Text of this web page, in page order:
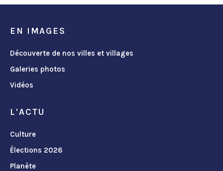
EN IMAGES
Découverte de nos villes et villages
Galeries photos
Vidéos
L'ACTU
Culture
Élections 2026
Planète